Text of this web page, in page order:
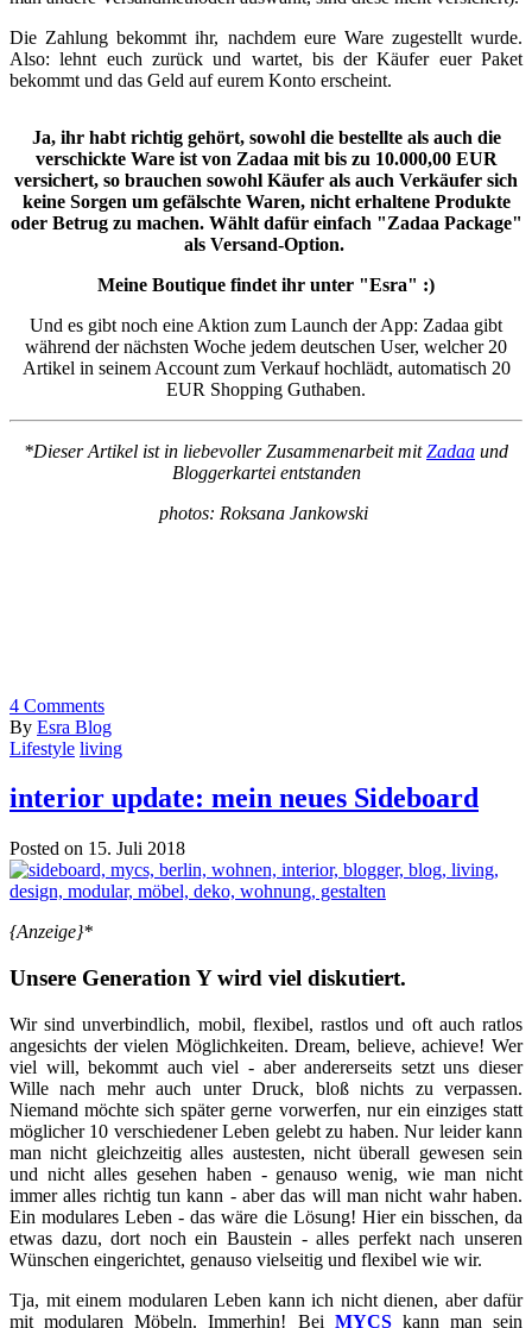
Die Zahlung bekommt ihr, nachdem eure Ware zugestellt wurde.
Also: lehnt euch zurück und wartet, bis der Käufer euer Paket
bekommt und das Geld auf eurem Konto erscheint.
Ja, ihr habt richtig gehört, sowohl die bestellte als auch die
verschickte Ware ist von Zadaa mit bis zu 10.000,00 EUR
versichert, so brauchen sowohl Käufer als auch Verkäufer sich
keine Sorgen um gefälschte Waren, nicht erhaltene Produkte
oder Betrug zu machen. Wählt dafür einfach "Zadaa Package"
als Versand-Option.
Meine Boutique findet ihr unter "Esra" :)
Und es gibt noch eine Aktion zum Launch der App: Zadaa gibt
während der nächsten Woche jedem deutschen User, welcher 20
Artikel in seinem Account zum Verkauf hochlädt, automatisch 20
EUR Shopping Guthaben.
*Dieser Artikel ist in liebevoller Zusammenarbeit mitZadaa und
Bloggerkartei entstanden
photos: Roksana Jankowski
4 Comments
By Esra Blog
Lifestyle living
interior update: mein neues Sideboard
Posted on 15. Juli 2018
{Anzeige}*
Unsere Generation Y wird viel diskutiert.
Wir sind unverbindlich, mobil, flexibel, rastlos und oft auch ratlos
angesichts der vielen Möglichkeiten. Dream, believe, achieve! Wer
viel will, bekommt auch viel - aber andererseits setzt uns dieser
Wille nach mehr auch unter Druck, bloß nichts zu verpassen.
Niemand möchte sich später gerne vorwerfen, nur ein einziges statt
möglicher 10 verschiedener Leben gelebt zu haben. Nur leider kann
man nicht gleichzeitig alles austesten, nicht überall gewesen sein
und nicht alles gesehen haben - genauso wenig, wie man nicht
immer alles richtig tun kann - aber das will man nicht wahr haben.
Ein modulares Leben - das wäre die Lösung! Hier ein bisschen, da
etwas dazu, dort noch ein Baustein - alles perfekt nach unseren
Wünschen eingerichtet, genauso vielseitig und flexibel wie wir.
Tja, mit einem modularen Leben kann ich nicht dienen, aber dafür
mit modularen Möbeln. Immerhin! Bei MYCSkann man sein